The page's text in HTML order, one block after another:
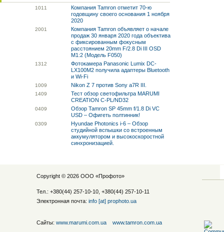
1011
Компания Tamron отметит 70-ю
годовщину своего основания 1 ноября
2020
2001
Компания Tamron объявляет о начале
продаж 30 января 2020 года объектива
с фиксированным фокусным
расстоянием 20mm F/2.8 Di III OSD
M1:2 (Модель F050)
1312
Фотокамера Panasonic Lumix DC-
LX100M2 получила адаптеры Bluetooth
и Wi-Fi
1009 Nikon Z 7 против Sony a7R III.
1409
Тест обзор светофильтра MARUMI
CREATION C-PL/ND32
0409
Обзор Tamron SP 45mm f/1.8 Di VC
USD – Офигеть полтинник!
0309
Hyundae Photonics i-6 – Обзор
студийной вспышки со встроенным
аккумулятором и высокоскоростной
синхронизацией.
Copyright © 2026 ООО «Профото»
Тел.: +380(44) 257-10-10, +380(44) 257-10-11
Электронная почта: info [at] prophoto.ua
Сайты: www.marumi.com.ua www.tamron.com.ua